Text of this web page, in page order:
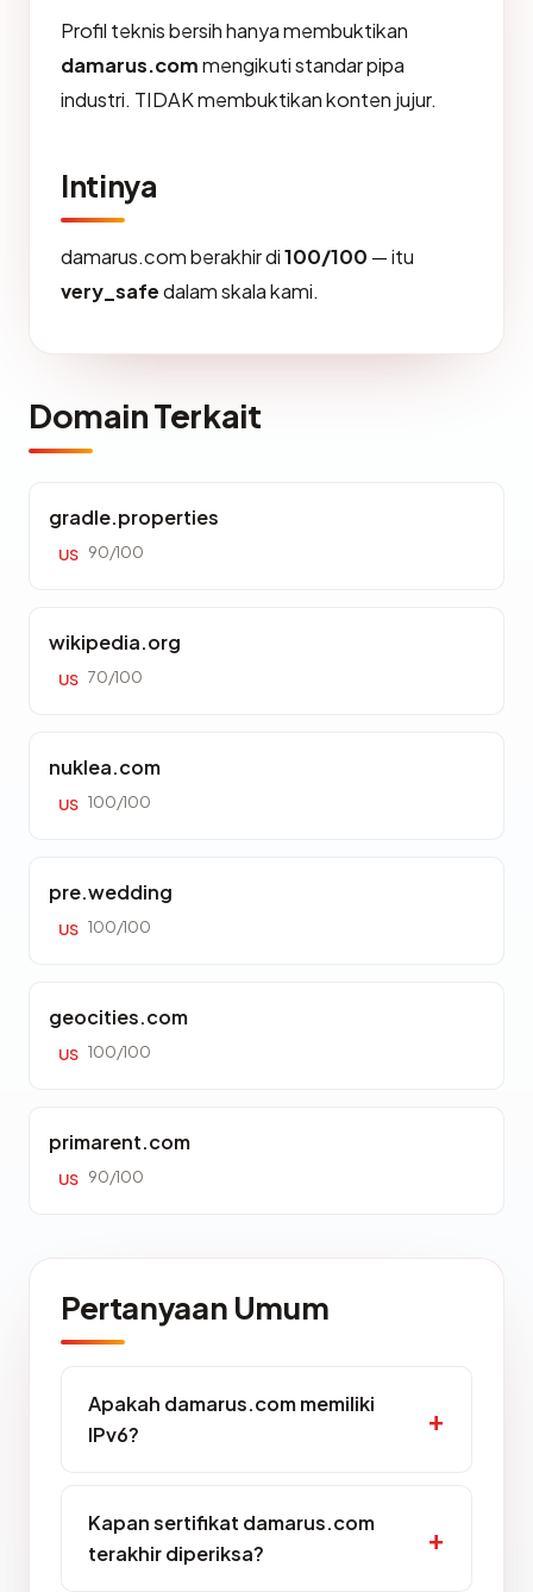
Profil teknis bersih hanya membuktikan
damarus.commengikuti standar pipa
industri. TIDAK membuktikan konten jujur.
Intinya
damarus.com berakhir di100/100 — itu
very_safedalam skala kami.
Domain Terkait
gradle.properties
US 90/100
wikipedia.org
US 70/100
nuklea.com
US 100/100
pre.wedding
US 100/100
geocities.com
US 100/100
primarent.com
US 90/100
Pertanyaan Umum
Apakah damarus.com memiliki
IPv6?
Kapan sertifikat damarus.com
terakhir diperiksa?